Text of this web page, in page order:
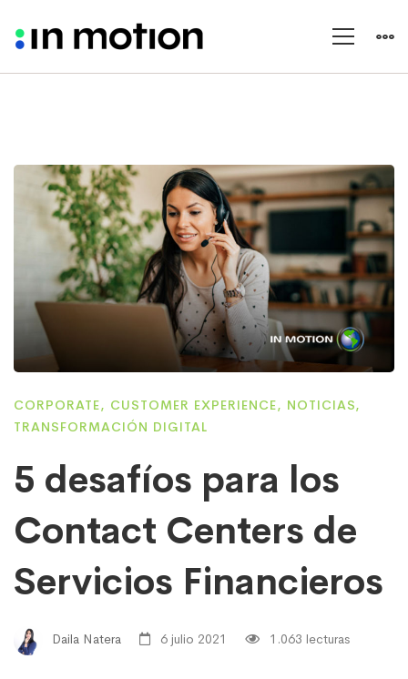
CORPORATE, CUSTOMER EXPERIENCE, NOTICIAS,
TRANSFORMACIÓN DIGITAL
5 desafíos para los
Contact Centers de
Servicios Financieros
Daila Natera 6 julio 2021 1.063 lecturas